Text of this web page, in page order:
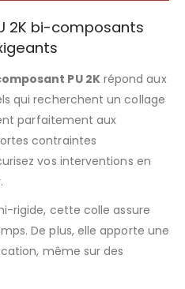
2K bi-composants
PU 2Krépond aux
qui recherchent un collage
parfaitement aux
contraintes
vos interventions en
rigide, cette colle assure
De plus, elle apporte une
même sur des